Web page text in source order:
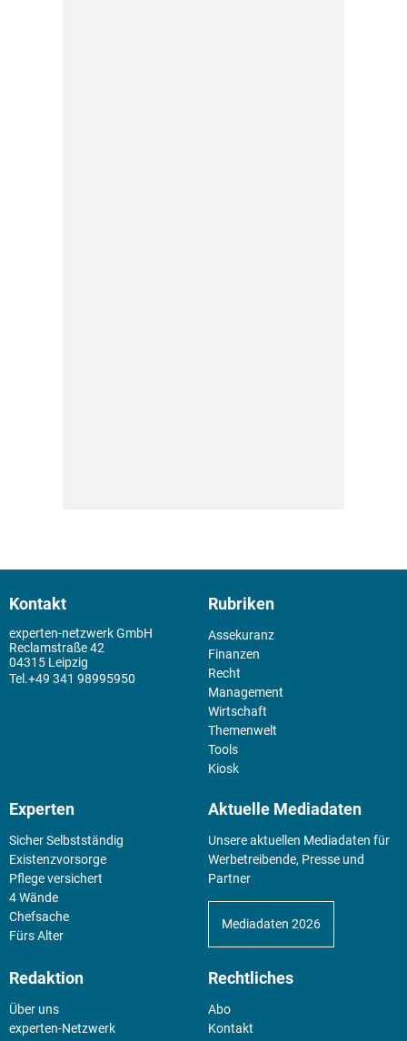
Kontakt
experten-netzwerk GmbH
Reclamstraße 42
04315 Leipzig
+49 341 98995950
Rubriken
Assekuranz
Finanzen
Recht
Management
Wirtschaft
Themenwelt
Tools
Kiosk
Experten
Sicher Selbstständig
Existenz­vorsorge
Pflege versichert
4 Wände
Chefsache
Fürs Alter
Aktuelle Mediadaten
Unsere aktuellen Mediadaten für
Werbetreibende, Presse und
Partner
Mediadaten 2026
Redaktion
Über uns
experten-Netzwerk
Rechtliches
Abo
Kontakt